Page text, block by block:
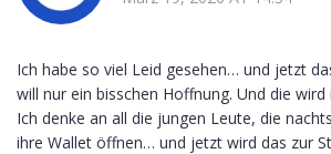
Ich habe so viel Leid gesehen… und jetzt
will nur ein bisschen Hoffnung. Und die
Ich denke an all die jungen Leute, die
ihre Wallet öffnen… und jetzt wird das zur